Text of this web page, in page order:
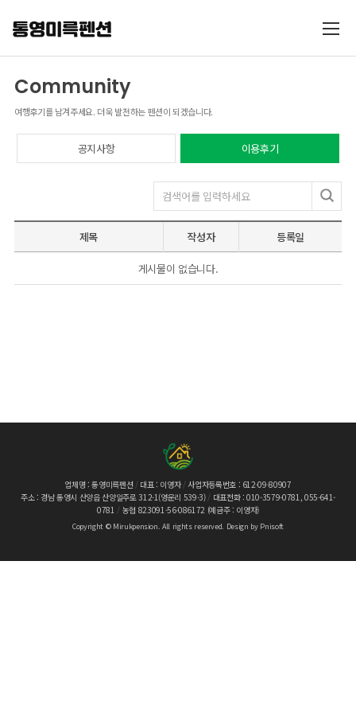
Community
여행후기를 남겨주세요. 더욱 발전하는 펜션이 되겠습니다.
공지사항 이용후기
제목 작성자 등록일
게시물이 없습니다.
업체명 : 통영미륵펜션 / 대표 : 이영자/ 사업자등록번호 : 612-09-80907
주소 : 경남 통영시 산양읍 산양일주로 312-1(영운리 539-3) / 대표전화 :010-3579-0781, 055-641-
0781 / 농협 823091-56-086172 (예금주 : 이영자)
Copyright © Mirukpension. All rights reserved. Design by Pnisoft